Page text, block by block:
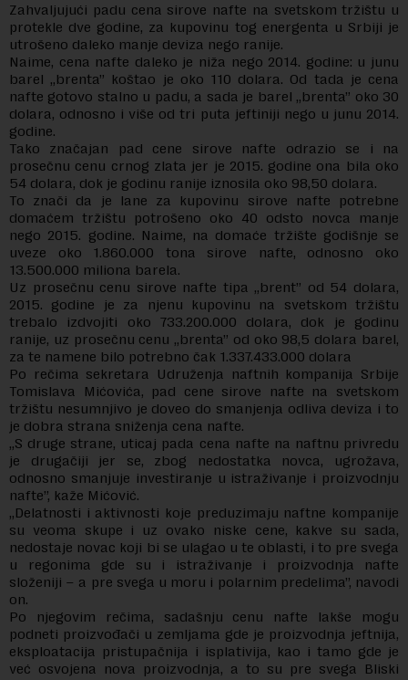
Zahvaljujući padu cena sirove nafte na svetskom tržištu u
protekle dve godine, za kupovinu tog energenta u Srbiji je
utrošeno daleko manje deviza nego ranije.
Naime, cena nafte daleko je niža nego 2014. godine: u junu
barel „brenta” koštao je oko 110 dolara. Od tada je cena
nafte gotovo stalno u padu, a sada je barel „brenta” oko 30
dolara, odnosno i više od tri puta jeftiniji nego u junu 2014.
godine.
Tako značajan pad cene sirove nafte odrazio se i na
prosečnu cenu crnog zlata jer je 2015. godine ona bila oko
54 dolara, dok je godinu ranije iznosila oko 98,50 dolara.
To znači da je lane za kupovinu sirove nafte potrebne
domaćem tržištu potrošeno oko 40 odsto novca manje
nego 2015. godine. Naime, na domaće tržište godišnje se
uveze oko 1.860.000 tona sirove nafte, odnosno oko
13.500.000 miliona barela.
Uz prosečnu cenu sirove nafte tipa „brent” od 54 dolara,
2015. godine je za njenu kupovinu na svetskom tržištu
trebalo izdvojiti oko 733.200.000 dolara, dok je godinu
ranije, uz prosečnu cenu „brenta” od oko 98,5 dolara barel,
za te namene bilo potrebno čak 1.337.433.000 dolara
Po rečima sekretara Udruženja naftnih kompanija Srbije
Tomislava Mićovića, pad cene sirove nafte na svetskom
tržištu nesumnjivo je doveo do smanjenja odliva deviza i to
je dobra strana sniženja cena nafte.
„S druge strane, uticaj pada cena nafte na naftnu privredu
je drugačiji jer se, zbog nedostatka novca, ugrožava,
odnosno smanjuje investiranje u istraživanje i proizvodnju
nafte”, kaže Mićović.
„Delatnosti i aktivnosti koje preduzimaju naftne kompanije
su veoma skupe i uz ovako niske cene, kakve su sada,
nedostaje novac koji bi se ulagao u te oblasti, i to pre svega
u regonima gde su i istraživanje i proizvodnja nafte
složeniji – a pre svega u moru i polarnim predelima”, navodi
on.
Po njegovim rečima, sadašnju cenu nafte lakše mogu
podneti proizvođači u zemljama gde je proizvodnja jeftnija,
eksploatacija pristupačnija i isplativija, kao i tamo gde je
već osvojena nova proizvodnja, a to su pre svega Bliski